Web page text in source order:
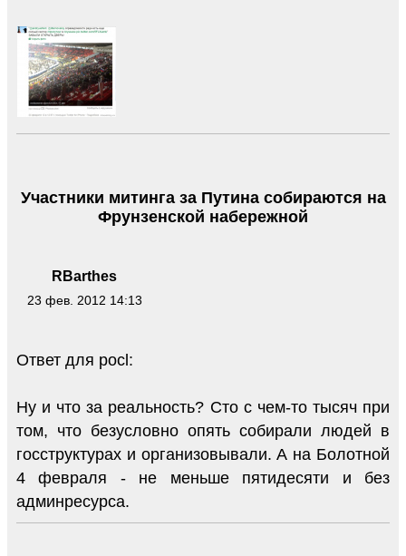
RBarthes
23 фев. 2012 14:13
Участники митинга за Путина собираются на
Фрунзенской набережной
Ответ для pocl:
Ну и что за реальность? Сто с чем-то тысяч при
том, что безусловно опять собирали людей в
госструктурах и организовывали. А на Болотной
4 февраля - не меньше пятидесяти и без
админресурса.